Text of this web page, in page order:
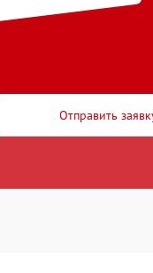
Отправить